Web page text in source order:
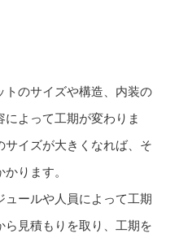
トのサイズや構造、内装の
よって工期が変わりま
イズが大きくなれば、そ
ります。
ールや人員によって工期
見積もりを取り、工期を